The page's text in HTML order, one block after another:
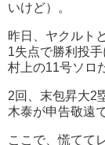
いけど）。
昨日、ヤクルト
1失点で勝利投
村上の11号ソロ
2回、末包昇大2
木泰が申告敬遠
ここで、慌てて